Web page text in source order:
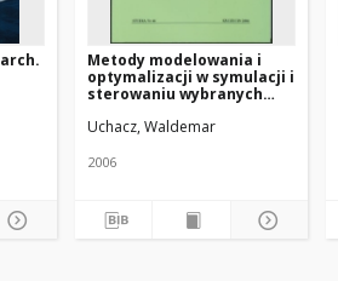
Metody modelowania i
optymalizacji w symulacji i
sterowaniu wybranych
wodnego
Uchacz, Waldemar
2006